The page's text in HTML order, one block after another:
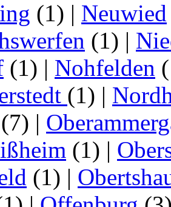
(1) | Neuwied
(1) |
(1) | Nohfelden
(1) |
(7) |
(1) |
(1) |